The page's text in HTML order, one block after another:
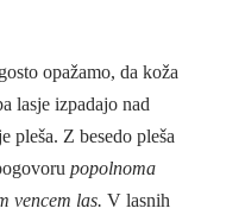
opažamo, da koža
lasje izpadajo nad
pleša. Z besedo pleša
popolnoma
vencem las. V lasnih